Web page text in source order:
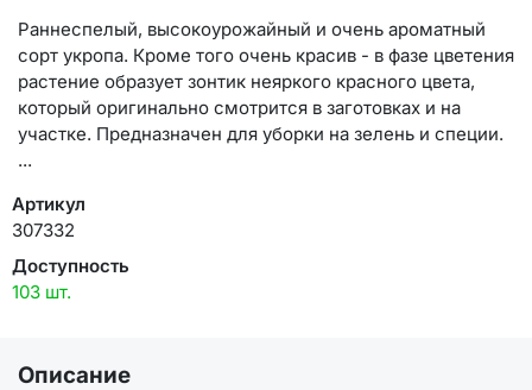
Раннеспелый, высокоурожайный и очень ароматный
сорт укропа. Кроме того очень красив - в фазе цветения
растение образует зонтик неяркого красного цвета,
который оригинально смотрится в заготовках и на
участке. Предназначен для уборки на зелень и специи.
...
Артикул
307332
Доступность
103 шт.
Описание